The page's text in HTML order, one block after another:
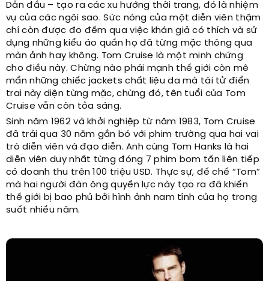
Dẫn đầu – tạo ra các xu hướng thời trang, đó là nhiệm
vụ của các ngôi sao. Sức nóng của một diễn viên thậm
chí còn được đo đếm qua việc khán giả có thích và sử
dụng những kiểu áo quần họ đã từng mặc thông qua
màn ảnh hay không. Tom Cruise là một minh chứng
cho điều này. Chừng nào phái mạnh thế giới còn mê
mẩn những chiếc jackets chất liệu da mà tài tử điển
trai này diện từng mặc, chừng đó, tên tuổi của Tom
Cruise vẫn còn tỏa sáng.
Sinh năm 1962 và khởi nghiệp từ năm 1983, Tom Cruise
đã trải qua 30 năm gắn bó với phim trường qua hai vai
trò diễn viên và đạo diễn. Anh cùng Tom Hanks là hai
diễn viên duy nhất từng đóng 7 phim bom tấn liên tiếp
có doanh thu trên 100 triệu USD. Thực sự, đế chế “Tom”
mà hai người đàn ông quyền lực này tạo ra đã khiến
thế giới bị bao phủ bởi hình ảnh nam tính của họ trong
suốt nhiều năm.